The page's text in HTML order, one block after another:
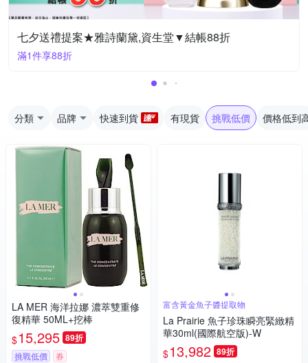
七夕送禮提案★雅詩蘭黛,資生堂▼結帳88折
滿1件享88折
分類 品牌 快速到貨 有現貨 挑戰低價 價格低到
LA MER 海洋拉娜 濃萃雙重修
復精華 50ML+挖棒
$15,295 89折
挑戰低價 券
富含黃金魚子醬提取物
La Prairie 魚子珍珠瞬亮緊緻精
華30ml(國際航空版)-W
$13,982 89折